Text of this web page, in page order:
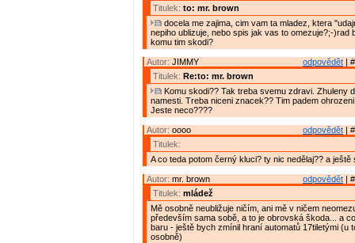
Titulek: to: mr. brown
docela me zajima, cim vam ta mladez, ktera
nepiho ublizuje, nebo spis jak vas to omezuje?;-)rad
komu tim skodi?
odpovědět |
Autor: JIMMY
Titulek: Re:to: mr. brown
Komu skodi?? Tak treba svemu zdravi. Zhuleny
namesti. Treba niceni znacek?? Tim padem
Jeste neco????
odpovědět |
Autor: oooo
Titulek:
A co teda potom černý kluci? ty nic nedělaj?? a ještě
odpovědět |
Autor: mr. brown
Titulek: mládež
Mě osobně neubližuje ničím, ani mě v ničem
především sama sobě, a to je obrovská škoda... a
baru - ještě bych zmínil hraní automatů 17tiletými (u
osobně)